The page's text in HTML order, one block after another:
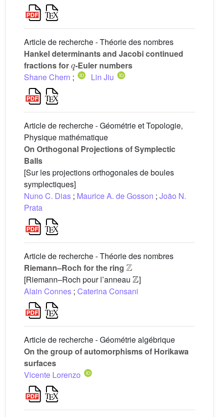
Article de recherche - Théorie des nombres
Hankel determinants and Jacobi continued
fractions for
q
-Euler numbers
Shane Chern ; Lin Jiu
Article de recherche - Géométrie et Topologie,
Physique mathématique
On Orthogonal Projections of Symplectic
Balls
[Sur les projections orthogonales de boules
symplectiques]
Nuno C. Dias ; Maurice A. de Gosson ; João N.
Prata
Article de recherche - Théorie des nombres
Riemann–Roch for the ring
ℤ
[Riemann–Roch pour l’anneau
]
Alain Connes ; Caterina Consani
Article de recherche - Géométrie algébrique
On the group of automorphisms of Horikawa
surfaces
Vicente Lorenzo